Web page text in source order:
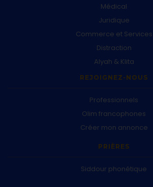
Médical
Juridique
Commerce et Services
Distraction
Alyah & Klita
REJOIGNEZ-NOUS
Professionnels
Olim francophones
Créer mon annonce
PRIÈRES
Siddour phonétique